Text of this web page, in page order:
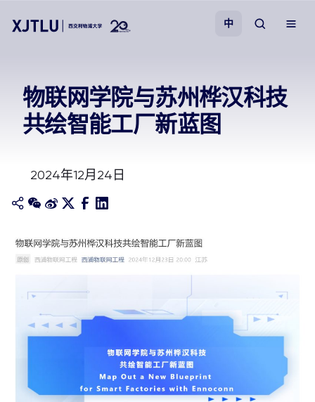
招生
学院
校园生活
中
物联网学院与苏州桦汉科技
共绘智能工厂新蓝图
2024年12月24日